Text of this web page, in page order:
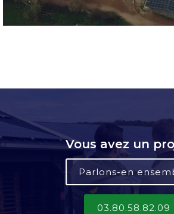
Vous avez un
Parlons-en
03.80.58.82.09